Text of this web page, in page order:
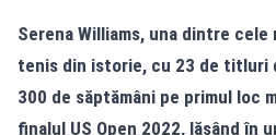
Serena Williams, una dintre cele
tenis din istorie, cu 23 de titluri
300 de săptămâni pe primul loc
finalul US Open 2022, lăsând în